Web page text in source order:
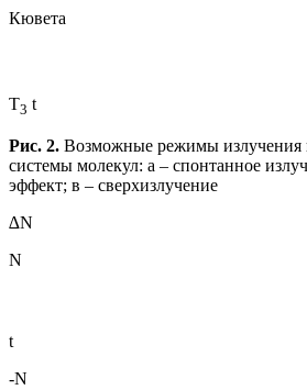
Кювета
T3 t
Рис. 2. Возможные режимы излучения
системы молекул: а – спонтанное
эффект; в – сверхизлучение
∆N
N
t
-N